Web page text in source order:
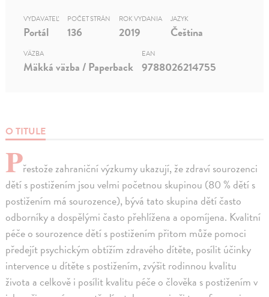
O TITULE
Přestože zahraniční výzkumy ukazují, že zdraví sourozenci
dětí s postižením jsou velmi početnou skupinou (80 % dětí s
postižením má sourozence), bývá tato skupina dětí často
odborníky a dospělými často přehlížena a opomíjena. Kvalitní
péče o sourozence dětí s postižením přitom může pomoci
předejít psychickým obtížím zdravého dítěte, posílit účinky
intervence u dítěte s postižením, zvýšit rodinnou kvalitu
života a celkově i posílit kvalitu péče o člověka s postižením v
VYDAVATEĽ
Portál
POČET STRÁN
136
ROK VYDANIA
2019
JAZYK
Čeština
VÄZBA
Mäkká väzba / Paperback
EAN
9788026214755